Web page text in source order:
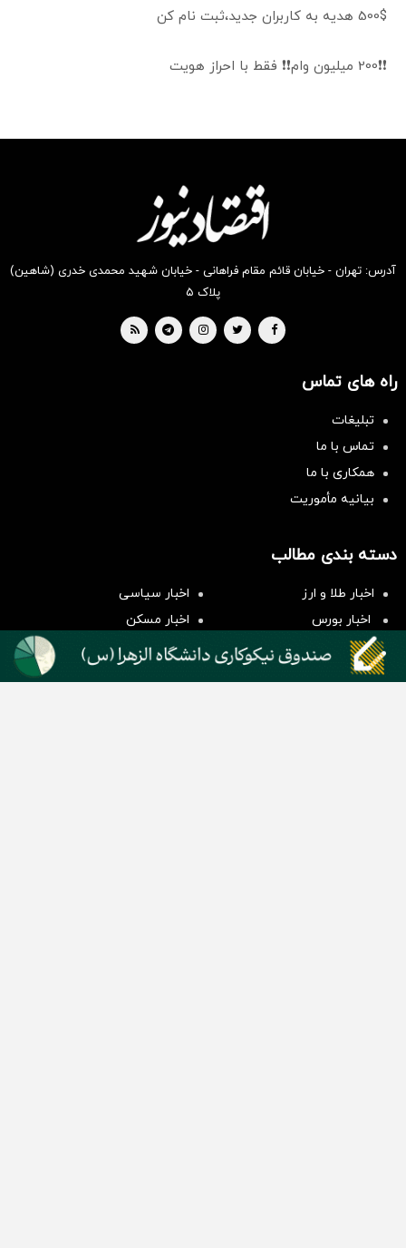
سرمایه گذاری
500$ هدیه به کاربران جدید،ثبت نام کن
❗❗200 میلیون وام❗❗ فقط با احراز هویت
آدرس: تهران - خیابان قائم مقام فراهانی - خیابان شهید محمدی خدری (شاهین)
پلاک ۵
راه های تماس
تبلیغات
تماس با ما
همکاری با ما
بیانیه مأموریت
دسته بندی مطالب
اخبار طلا و ارز
اخبار سیاسی
اخبار بورس
اخبار مسکن
اخبار خودرو
اخبار تکنولوژی
اخبار تولید و تجارت